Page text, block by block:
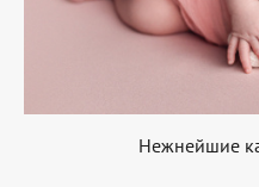
Нежнейшие